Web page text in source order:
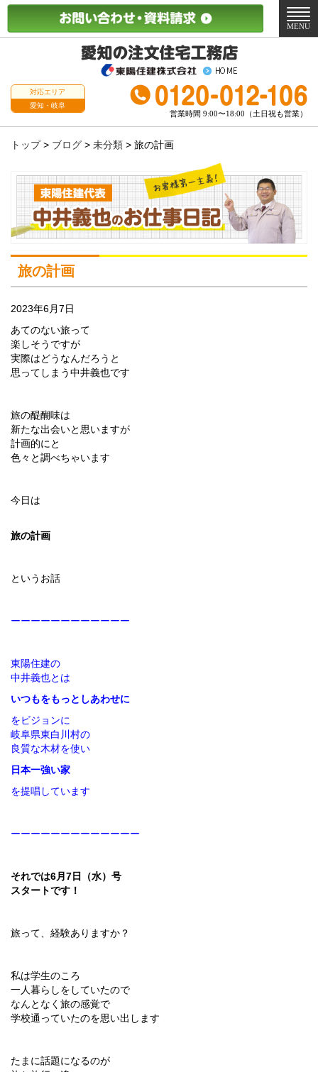
対応エリア
愛知・岐阜
営業時間 9:00〜18:00（土日祝も営業）
メ
ニ
MENU
トップ> ブログ > 未分類 > 旅の計画
旅の計画
2023年6月7日
あてのない旅って
楽しそうですが
実際はどうなんだろうと
思ってしまう中井義也です
旅の醍醐味は
新たな出会いと思いますが
計画的にと
色々と調べちゃいます
今日は
旅の計画
というお話
ーーーーーーーーーーーー
東陽住建の
中井義也とは
いつもをもっとしあわせに
をビジョンに
岐阜県東白川村の
良質な木材を使い
日本一強い家
を提唱しています
ーーーーーーーーーーーーー
それでは6月7日（水）号
スタートです！
旅って、経験ありますか？
私は学生のころ
一人暮らしをしていたので
なんとなく旅の感覚で
学校通っていたのを思い出します
たまに話題になるのが